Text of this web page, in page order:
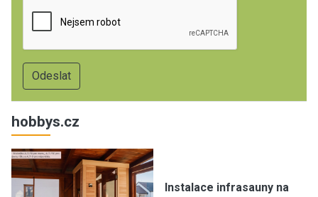
hobbys.cz
Instalace infrasauny na